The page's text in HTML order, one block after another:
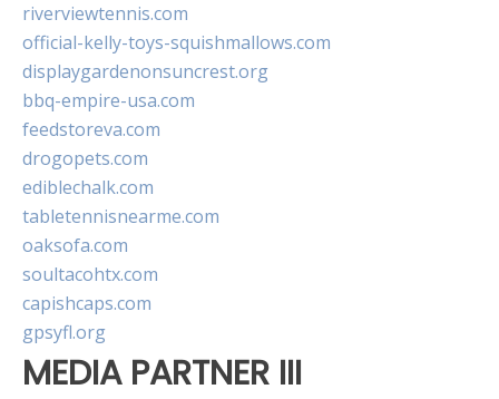
riverviewtennis.com
official-kelly-toys-squishmallows.com
displaygardenonsuncrest.org
bbq-empire-usa.com
feedstoreva.com
drogopets.com
ediblechalk.com
tabletennisnearme.com
oaksofa.com
soultacohtx.com
capishcaps.com
gpsyfl.org
MEDIA PARTNER III